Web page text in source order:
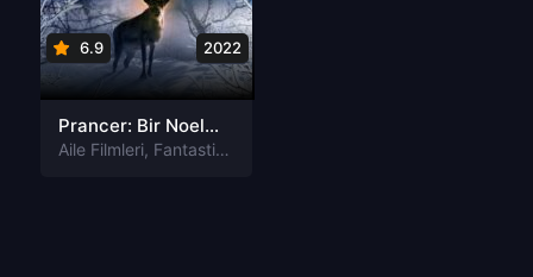
6.9 2022
Prancer: Bir Noel Masalı Türkçe Dublaj izle
Aile Filmleri, Fantastik Filmleri